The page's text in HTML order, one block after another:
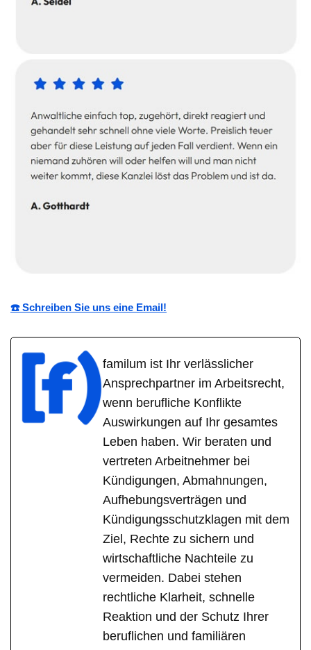
☎️ Schreiben Sie uns eine Email!
familum ist Ihr verlässlicher
Ansprechpartner im Arbeitsrecht,
wenn berufliche Konflikte
Auswirkungen auf Ihr gesamtes
Leben haben. Wir beraten und
vertreten Arbeitnehmer bei
Kündigungen, Abmahnungen,
Aufhebungsverträgen und
Kündigungsschutzklagen mit dem
Ziel, Rechte zu sichern und
wirtschaftliche Nachteile zu
vermeiden. Dabei stehen
rechtliche Klarheit, schnelle
Reaktion und der Schutz Ihrer
beruflichen und familiären